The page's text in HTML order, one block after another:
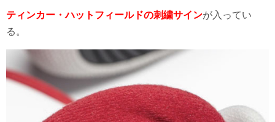
ティンカー・ハットフィールドの刺繍サインが入ってい
る。